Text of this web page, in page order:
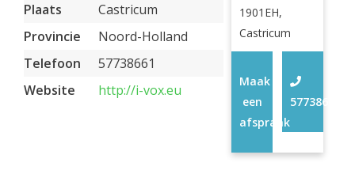
Plaats
Castricum
Provincie
Noord-Holland
Telefoon
57738661
Website
http://i-vox.eu
1901EH,
Castricum
57738661
Maak
een
afspraak